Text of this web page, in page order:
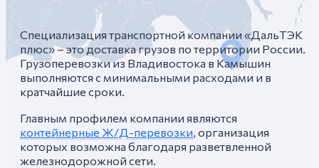
Специализация транспортной компании «ДальТЭК
плюс» – это доставка грузов по территории России.
Грузоперевозки из Владивостока в Камышин
выполняются с минимальными расходами и в
кратчайшие сроки.
Главным профилем компании являются
контейнерные Ж/Д-перевозки, организация
которых возможна благодаря разветвленной
железнодорожной сети.